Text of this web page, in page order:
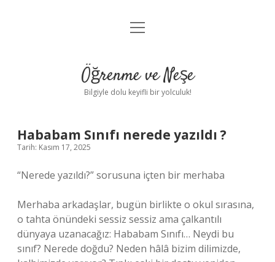
Anasayfa
Yasal Uyarı
menüyü
Öğrenme ve Neşe
Bilgiyle dolu keyifli bir yolculuk!
Hababam Sınıfı nerede yazıldı ?
Tarih: Kasım 17, 2025
“Nerede yazıldı?” sorusuna içten bir merhaba
Merhaba arkadaşlar, bugün birlikte o okul sırasına,
o tahta önündeki sessiz sessiz ama çalkantılı
dünyaya uzanacağız: Hababam Sınıfı… Neydi bu
sınıf? Nerede doğdu? Neden hâlâ bizim dilimizde,